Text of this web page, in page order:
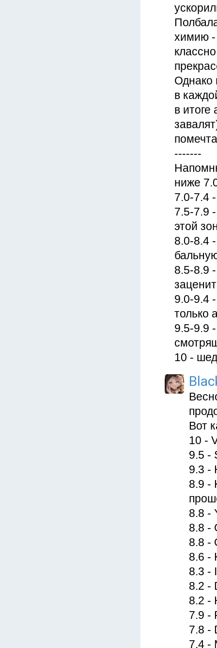
химию -
Однако
в
в
-------
ниже
7.0-7.4
7.5-7.9
этой
8.0-8.4
8.5-8.9
9.0-9.4
только
9.5-9.9
10 -
Вот
10 -
9.5 -
9.3 -
8.9 -
8.8 -
8.8 -
8.8 -
8.6 -
8.3 -
8.2 -
8.2 -
7.9 -
7.8 -
7.4 -